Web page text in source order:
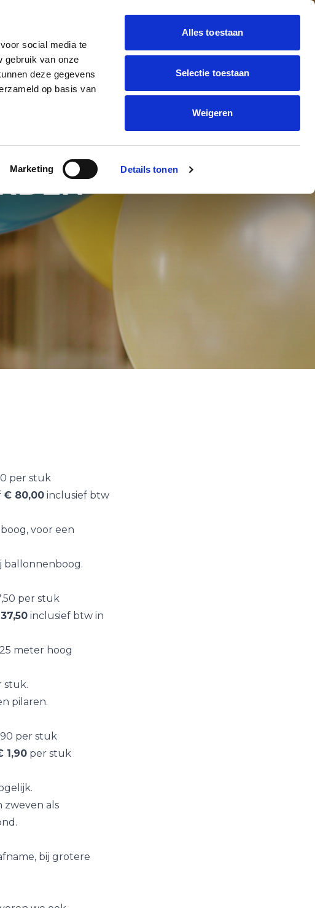
social media te
gebruik van onze
deze gegevens
op basis van
Marketing Details tonen
Alles toestaan
Selectie toestaan
Weigeren
REUZE BALLON DECORATIE
BALLONNEN BEDRUKKEN
aanvragen
per stuk
€ 80,00inclusief btw
voor een
ballonnenboog.
per stuk
inclusief btw in
meter hoog
stuk.
pilaren.
per stuk
1,90per stuk
als
bij grotere